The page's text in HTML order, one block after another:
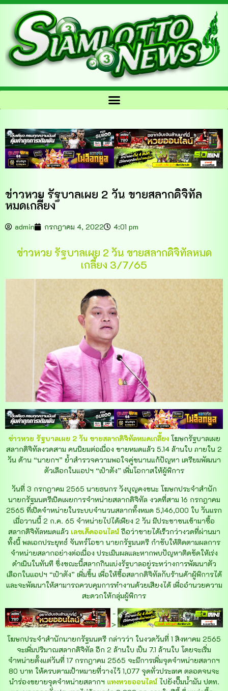
ข่าวหวย รัฐบาลเผย 2 วัน ขายสลากดิจิทัล
หมดเกลี้ยง
admin กรกฎาคม 4, 2022 4:01 pm
ข่าวหวย รัฐบาลเผย 2 วัน ขายสลากดิจิทัลหมด
เกลี้ยง 3/7/65
ข่าวหวย รัฐบาลเผย 2 วัน ขายสลากดิจิทัลหมดเกลี้ยง โฆษกรัฐบาลเผย
สลากดิจิทัลงวดสาม คนนิยมต่อเนื่อง ขายหมดแล้ว 5.14 ล้านใบ ภายใน 2
วัน ด้าน “นายกฯ” ย้ำสำรวจความพอใจคู่ขนานแก้ปัญหา เตรียมพัฒนา
ตัวเลือกในแอปฯ “เป๋าตัง” เพิ่มโอกาสให้ผู้พิการ
วันที่ 3 กรกฎาคม 2565 นายธนกร วังบุญคงชนะ โฆษกประจำสำนัก
นายกรัฐมนตรีเปิดเผยการจำหน่ายสลากดิจิทัล งวดที่สาม 16 กรกฎาคม
2565 ที่เปิดจำหน่ายในระบบจำนวนสลากทั้งหมด 5,146,000 ใบ วันแรก
เมื่อวานนี้ 2 ก.ค. 65 จำหน่ายไปได้เพียง 2 วัน มีประชาชนเข้ามาซื้อ
สลากดิจิทัลหมดแล้ว เลขเด็ดออนไลน์ถือว่าขายได้เร็วกว่างวดที่ผ่านมา
ทั้งนี้ พลเอกประยุทธ์ จันทร์โอชา นายกรัฐมนตรี กำชับให้ติดตามผลการ
จำหน่ายสลากอย่างต่อเนื่อง ประเมินผลและหากพบปัญหาติดขัดให้เร่ง
ดำเนินในทันที ซึ่งขณะนี้สลากกินแบ่งรัฐบาลอยู่ระหว่างการพัฒนาตัว
เลือกในแอปฯ “เป๋าตัง” เพิ่มขึ้น เพื่อให้ซื้อสลากดิจิทัลกับร้านค้าผู้พิการได้
และจะพัฒนาให้สามารถควบคุมการทำงานด้วยเสียงได้ เพื่ออำนวยความ
สะดวกให้กลุ่มผู้พิการ
-
>
โฆษกประจำสำนักนายกรัฐมนตรี กล่าวว่า ในงวดวันที่ 1 สิงหาคม 2565
จะเพิ่มปริมาณสลากดิจิทัล อีก 2 ล้านใบ เป็น 7.1 ล้านใบ โดยจะเริ่ม
จำหน่ายตั้งแต่วันที่ 17 กรกฎาคม 2565 จะมีการเพิ่มจุดจำหน่ายสลากฯ
80 บาท ให้ครบตามเป้าหมายที่วางไว้ 1,077 จุดทั่วประเทศ ตลอดจนจะ
นำร่องขยายจุดจำหน่ายสลากฯ แทงหวยออนไลน์ ไปยังปั๊มน้ำมัน ปตท.